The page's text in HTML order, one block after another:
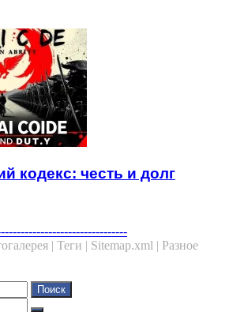
кодекс: честь и долг
| Теги | Sitemap.xml | Разное